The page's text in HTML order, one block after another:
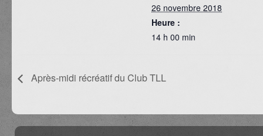
26 novembre 2018
Heure :
14 h 00 min
Après-midi récréatif du Club TLL